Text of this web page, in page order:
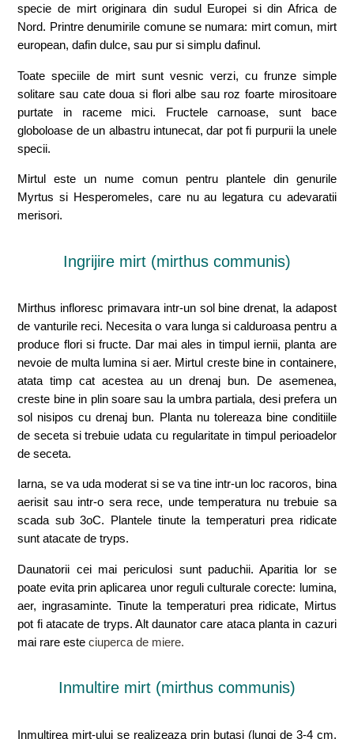
specie de mirt originara din sudul Europei si din Africa de
Nord. Printre denumirile comune se numara: mirt comun, mirt
european, dafin dulce, sau pur si simplu dafinul.
Toate speciile de mirt sunt vesnic verzi, cu frunze simple
solitare sau cate doua si flori albe sau roz foarte mirositoare
purtate in raceme mici. Fructele carnoase, sunt bace
globoloase de un albastru intunecat, dar pot fi purpurii la unele
specii.
Mirtul este un nume comun pentru plantele din genurile
Myrtus si Hesperomeles, care nu au legatura cu adevaratii
merisori.
Ingrijire mirt (mirthus communis)
Mirthus infloresc primavara intr-un sol bine drenat, la adapost
de vanturile reci. Necesita o vara lunga si calduroasa pentru a
produce flori si fructe. Dar mai ales in timpul iernii, planta are
nevoie de multa lumina si aer. Mirtul creste bine in containere,
atata timp cat acestea au un drenaj bun. De asemenea,
creste bine in plin soare sau la umbra partiala, desi prefera un
sol nisipos cu drenaj bun. Planta nu tolereaza bine conditiile
de seceta si trebuie udata cu regularitate in timpul perioadelor
de seceta.
Iarna, se va uda moderat si se va tine intr-un loc racoros, bina
aerisit sau intr-o sera rece, unde temperatura nu trebuie sa
scada sub 3oC. Plantele tinute la temperaturi prea ridicate
sunt atacate de tryps.
Daunatorii cei mai periculosi sunt paduchii. Aparitia lor se
poate evita prin aplicarea unor reguli culturale corecte: lumina,
aer, ingrasaminte. Tinute la temperaturi prea ridicate, Mirtus
pot fi atacate de tryps. Alt daunator care ataca planta in cazuri
mai rare esteciuperca de miere.
Inmultire mirt (mirthus communis)
Inmultirea mirt-ului se realizeaza prin butasi (lungi de 3-4 cm,